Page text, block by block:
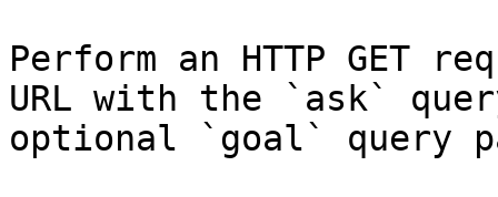
Perform an HTTP GET
URL with the `ask`
optional `goal` query